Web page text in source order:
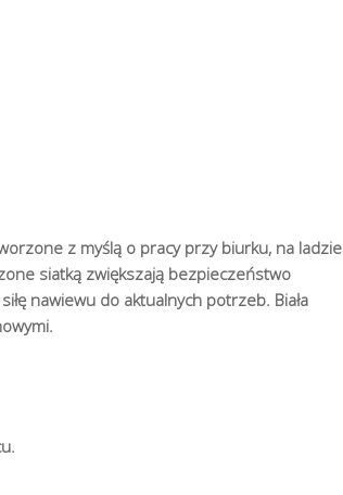
z myślą o pracy przy biurku, na ladzie
siatką zwiększają bezpieczeństwo
nawiewu do aktualnych potrzeb. Biała